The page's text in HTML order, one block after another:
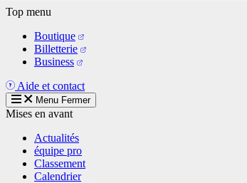
Aller
contenu
principal
Top menu
Boutique
Billetterie
Business
Aide et contact
Menu Fermer
Mises en avant
Actualités
équipe pro
Classement
Calendrier